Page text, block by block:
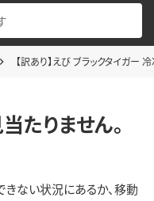
【訳あり】えび ブラックタイガー
たりません。
ない状況にあるか、移動